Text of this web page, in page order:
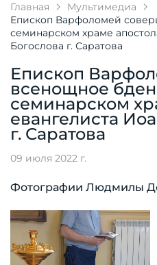
Главная
Мультимедиа
Епископ Варфоломей
семинарском храме
Богослова г. Саратова
Епископ
всенощное
семинарском
евангелиста
г. Саратова
09 июля 2022 г.
Фотографии Людмилы